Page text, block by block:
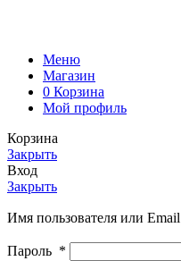
Меню
Магазин
0 Корзина
Мой профиль
Корзина
Закрыть
Вход
Закрыть
Имя пользователя или Email
Пароль *